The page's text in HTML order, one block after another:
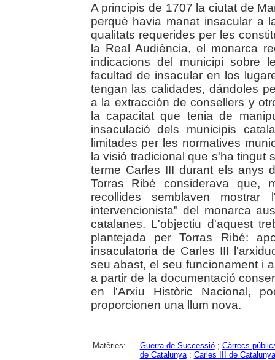
A principis de 1707 la ciutat de
perquè havia manat insacular a
qualitats requerides per les
la Real Audiència, el monarca
indicacions del municipi sobre
facultad de insacular en los
tengan las calidades, dándoles
a la extracción de consellers y
la capacitat que tenia de
insaculació dels municipis
limitades per les normatives
la visió tradicional que s'ha tingut
terme Carles III durant els anys
Torras Ribé considerava que,
recollides semblaven mostrar
intervencionista" del monarca
catalanes. L'objectiu d'aquest
plantejada per Torras Ribé:
insaculatoria de Carles III
seu abast, el seu funcionament i
a partir de la documentació
en l'Arxiu Històric Nacional,
proporcionen una llum nova.
Matèries: Guerra de Successió; Càrrecs
de Catalunya; Carles III de